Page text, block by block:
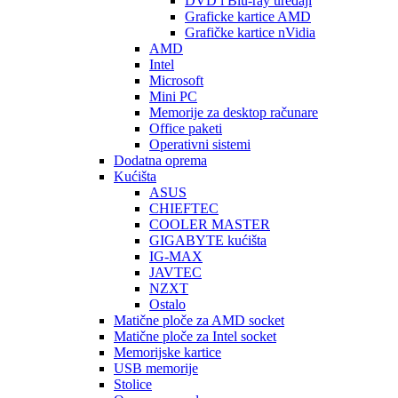
Graficke kartice AMD
Grafičke kartice nVidia
AMD
Intel
Microsoft
Mini PC
Memorije za desktop računare
Office paketi
Operativni sistemi
Dodatna oprema
Kućišta
ASUS
CHIEFTEC
COOLER MASTER
GIGABYTE kućišta
IG-MAX
JAVTEC
NZXT
Ostalo
Matične ploče za AMD socket
Matične ploče za Intel socket
Memorijske kartice
USB memorije
Stolice